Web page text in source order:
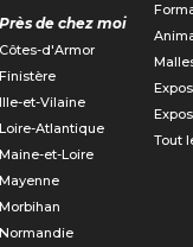
Près de chez moi
Côtes-d'Armor
Finistère
Ille-et-Vilaine
Loire-Atlantique
Maine-et-Loire
Mayenne
Morbihan
Normandie
Tout